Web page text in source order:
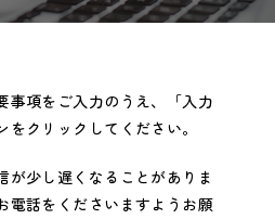
項をご入力のうえ、
「入力
クリックしてください。
少し遅くなることがありま
電話をくださいますようお願
評価表